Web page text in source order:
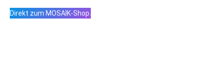
Direkt zum MOSAIK-Shop.